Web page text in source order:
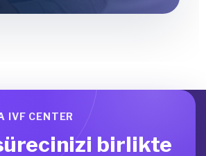
IVF CENTER
birlikte